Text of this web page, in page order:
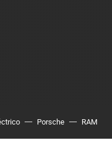
Porsche RAM